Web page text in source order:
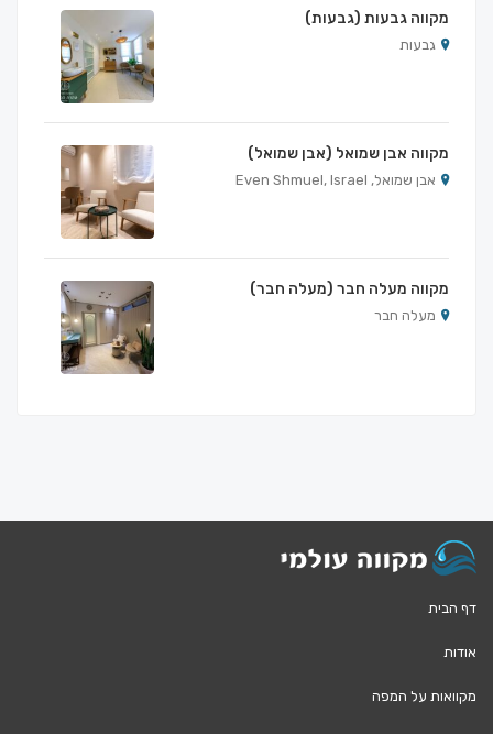
מקווה גבעות (גבעות)
גבעות
מקווה אבן שמואל (אבן שמואל)
אבן שמואל, Even Shmuel, Israel
מקווה מעלה חבר (מעלה חבר)
מעלה חבר
דף הבית
אודות
מקוואות על המפה